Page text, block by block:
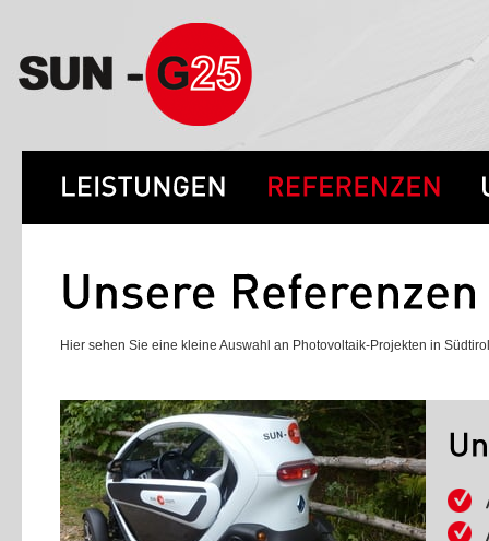
Hier sehen Sie eine kleine Auswahl an Photovoltaik-Projekten in